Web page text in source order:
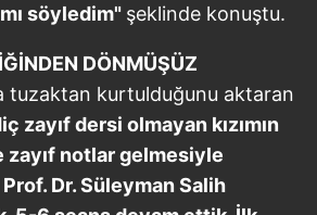
söyledim" şeklinde konuştu.
DÖNMÜŞÜZ
tuzaktan kurtulduğunu aktaran
zayıf dersi olmayan kızımın
zayıf notlar gelmesiyle
Dr. Süleyman Salih